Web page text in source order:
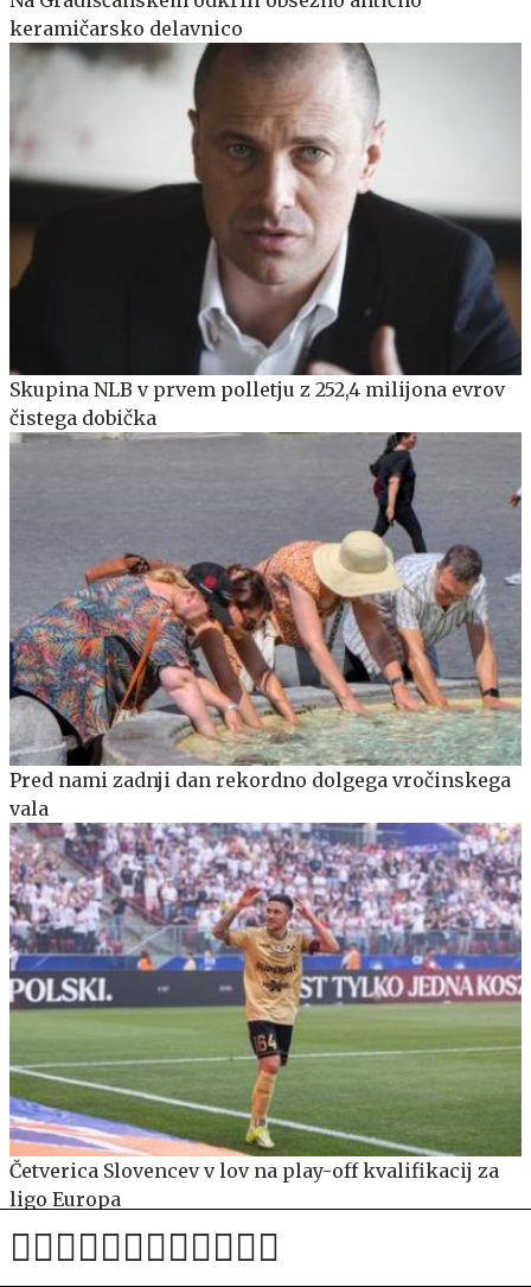
keramičarsko delavnico
Skupina NLB v prvem polletju z 252,4 milijona evrov
čistega dobička
Pred nami zadnji dan rekordno dolgega vročinskega
vala
Četverica Slovencev v lov na play-off kvalifikacij za
ligo Europa